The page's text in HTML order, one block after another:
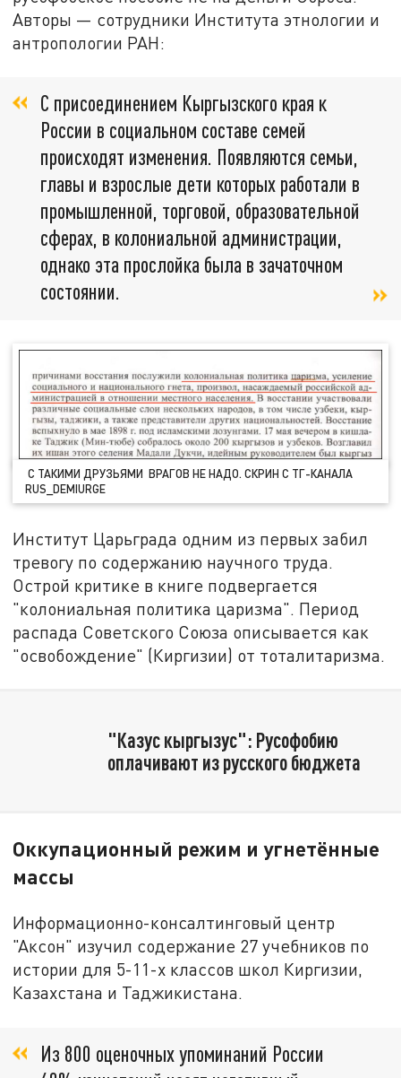
Авторы — сотрудники Института этнологии и
антропологии РАН:
С присоединением Кыргызского края к
России в социальном составе семей
происходят изменения. Появляются семьи,
главы и взрослые дети которых работали в
промышленной, торговой, образовательной
сферах, в колониальной администрации,
однако эта прослойка была в зачаточном
состоянии.
С ТАКИМИ ДРУЗЬЯМИ ВРАГОВ НЕ НАДО. СКРИН С ТГ-КАНАЛА
RUS_DEMIURGE
Институт Царьграда одним из первых забил
тревогу по содержанию научного труда.
Острой критике в книге подвергается
"колониальная политика царизма". Период
распада Советского Союза описывается как
"освобождение" (Киргизии) от тоталитаризма.
"Казус кыргызус": Русофобию
оплачивают из русского бюджета
Оккупационный режим и угнетённые
массы
Информационно-консалтинговый центр
"Аксон" изучил содержание 27 учебников по
истории для 5-11-х классов школ Киргизии,
Казахстана и Таджикистана.
Из 800 оценочных упоминаний России